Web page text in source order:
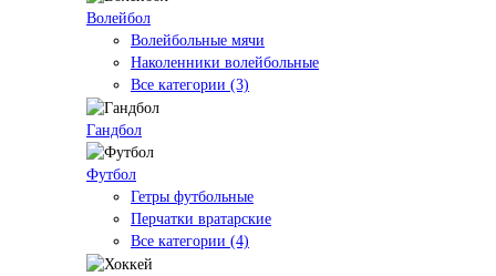
Волейбол
Волейбольные мячи
Наколенники волейбольные
Все категории (3)
Гандбол
Футбол
Гетры футбольные
Перчатки вратарские
Все категории (4)